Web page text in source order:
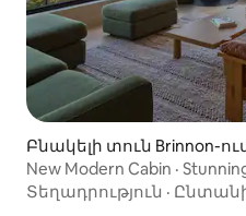
Բնակելի տուն Brinnon-
New Modern Cabin ·
Տեղադրություն ·